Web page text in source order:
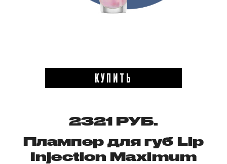
КУПИТЬ
2321 РУБ.
Плампер для губ Lip
Injection Maximum